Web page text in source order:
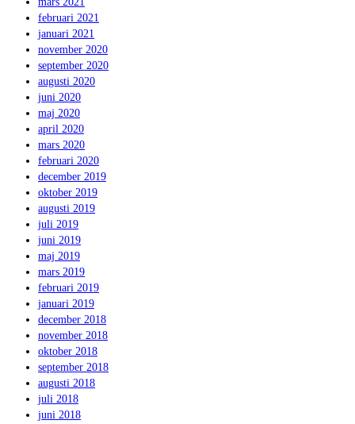
februari 2021
januari 2021
november 2020
september 2020
augusti 2020
juni 2020
maj 2020
april 2020
mars 2020
februari 2020
december 2019
oktober 2019
augusti 2019
juli 2019
juni 2019
maj 2019
mars 2019
februari 2019
januari 2019
december 2018
november 2018
oktober 2018
september 2018
augusti 2018
juli 2018
juni 2018